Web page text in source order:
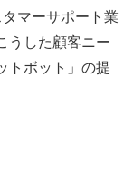
マーサポート業
うした顧客ニー
トボット」の提